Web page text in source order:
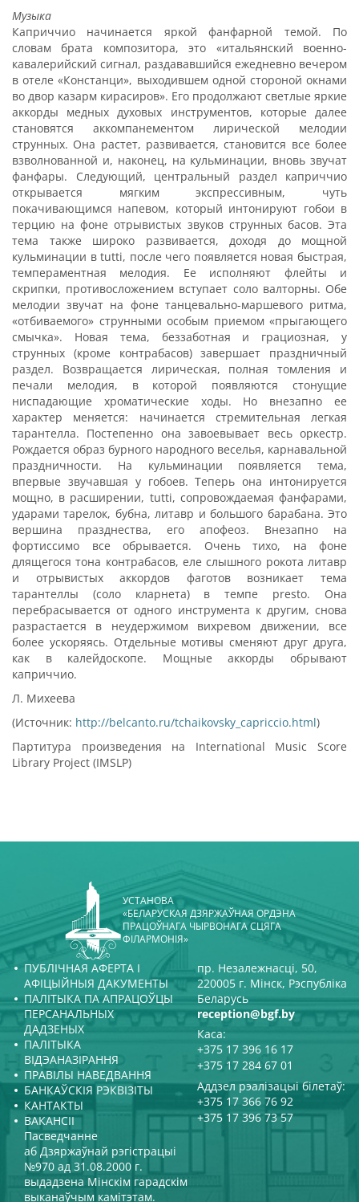
Музыка
Каприччио начинается яркой фанфарной темой. По
словам брата композитора, это «итальянский военно-
кавалерийский сигнал, раздававшийся ежедневно вечером
в отеле «Констанци», выходившем одной стороной окнами
во двор казарм кирасиров». Его продолжают светлые яркие
аккорды медных духовых инструментов, которые далее
становятся аккомпанементом лирической мелодии
струнных. Она растет, развивается, становится все более
взволнованной и, наконец, на кульминации, вновь звучат
фанфары. Следующий, центральный раздел каприччио
открывается мягким экспрессивным, чуть
покачивающимся напевом, который интонируют гобои в
терцию на фоне отрывистых звуков струнных басов. Эта
тема также широко развивается, доходя до мощной
кульминации в tutti, после чего появляется новая быстрая,
темпераментная мелодия. Ее исполняют флейты и
скрипки, противосложением вступает соло валторны. Обе
мелодии звучат на фоне танцевально-маршевого ритма,
«отбиваемого» струнными особым приемом «прыгающего
смычка». Новая тема, беззаботная и грациозная, у
струнных (кроме контрабасов) завершает праздничный
раздел. Возвращается лирическая, полная томления и
печали мелодия, в которой появляются стонущие
ниспадающие хроматические ходы. Но внезапно ее
характер меняется: начинается стремительная легкая
тарантелла. Постепенно она завоевывает весь оркестр.
Рождается образ бурного народного веселья, карнавальной
праздничности. На кульминации появляется тема,
впервые звучавшая у гобоев. Теперь она интонируется
мощно, в расширении, tutti, сопровождаемая фанфарами,
ударами тарелок, бубна, литавр и большого барабана. Это
вершина празднества, его апофеоз. Внезапно на
фортиссимо все обрывается. Очень тихо, на фоне
длящегося тона контрабасов, еле слышного рокота литавр
и отрывистых аккордов фаготов возникает тема
тарантеллы (соло кларнета) в темпе presto. Она
перебрасывается от одного инструмента к другим, снова
разрастается в неудержимом вихревом движении, все
более ускоряясь. Отдельные мотивы сменяют друг друга,
как в калейдоскопе. Мощные аккорды обрывают
каприччио.
Л. Михеева
(Источник: http://belcanto.ru/tchaikovsky_capriccio.html)
Партитура произведения на International Music Score
Library Project (IMSLP)
УСТАНОВА
«БЕЛАРУСКАЯ ДЗЯРЖАЎНАЯ ОРДЭНА
ПРАЦОЎНАГА ЧЫРВОНАГА СЦЯГА
ФІЛАРМОНІЯ»
ПУБЛІЧНАЯ АФЕРТА І
АФІЦЫЙНЫЯ ДАКУМЕНТЫ
ПАЛІТЫКА ПА АПРАЦОЎЦЫ
ПЕРСАНАЛЬНЫХ
ДАДЗЕНЫХ
ПАЛІТЫКА
ВІДЭАНАЗІРАННЯ
ПРАВІЛЫ НАВЕДВАННЯ
БАНКАЎСКІЯ РЭКВІЗІТЫ
КАНТАКТЫ
ВАКАНСІІ
пр. Незалежнасці, 50,
220005 г. Мінск, Рэспубліка
Беларусь
reception@bgf.by
Каса:
+375 17 396 16 17
+375 17 284 67 01
Аддзел рэалізацыі білетаў:
+375 17 366 76 92
+375 17 396 73 57
Пасведчанне
аб Дзяржаўнай рэгістрацыі
№970 ад 31.08.2000 г.
выдадзена Мінскім гарадскім
выканаўчым камітэтам.